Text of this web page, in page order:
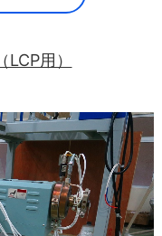
用）